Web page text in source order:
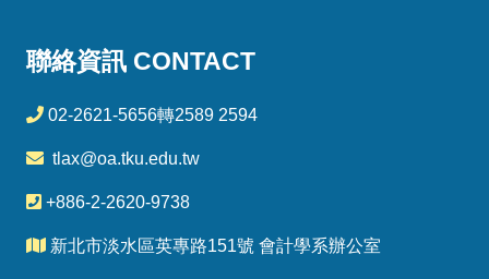
聯絡資訊 CONTACT
02-2621-5656轉2589 2594
tlax@oa.tku.edu.tw
+886-2-2620-9738
新北市淡水區英專路151號 會計學系辦公室